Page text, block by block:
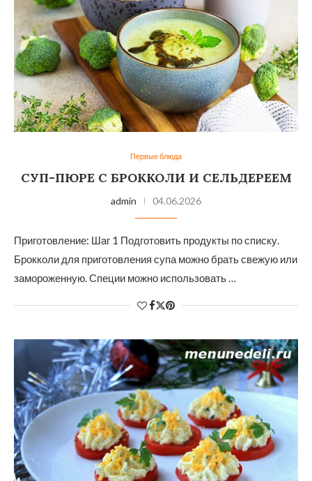
Первые блюда
СУП-ПЮРЕ С БРОККОЛИ И СЕЛЬДЕРЕЕМ
admin 04.06.2026
Приготовление: Шаг 1 Подготовить продукты по списку.
Брокколи для приготовления супа можно брать свежую или
замороженную. Специи можно использовать …